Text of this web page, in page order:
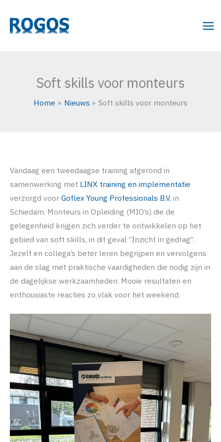
naar
Soft skills voor monteurs
Home Nieuws Soft skills voor monteurs
Vandaag een tweedaagse training afgerond in
samenwerking met LINX training en implementatie
verzorgd voor Goflex Young Professionals B.V. in
Schiedam. Monteurs in Opleiding (MIO’s) die de
gelegenheid krijgen zich verder te ontwikkelen op het
gebied van soft skills, in dit geval “Inzicht in gedrag”.
Jezelf en collega’s beter leren begrijpen en vervolgens
aan de slag met praktische vaardigheden die nodig zijn in
de dagelijkse werkzaamheden. Mooie resultaten en
enthousiaste reacties zo vlak voor het weekend.